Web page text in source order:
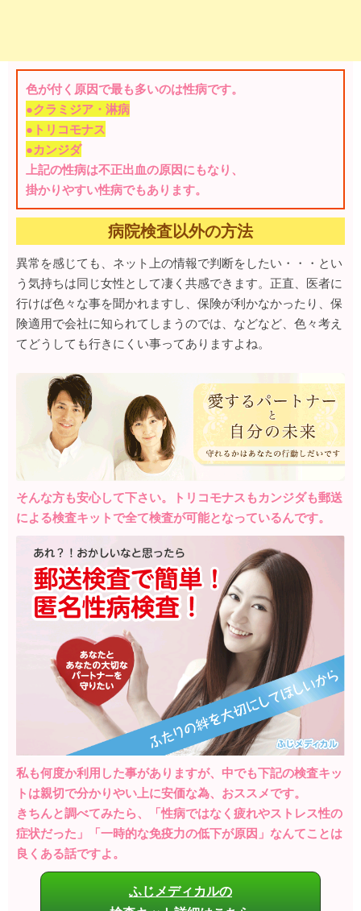
色が付く原因で最も多いのは性病です。
●クラミジア・淋病
●トリコモナス
●カンジダ
上記の性病は不正出血の原因にもなり、
掛かりやすい性病でもあります。
病院検査以外の方法
異常を感じても、ネット上の情報で判断をしたい・・・とい
う気持ちは同じ女性として凄く共感できます。正直、医者に
行けば色々な事を聞かれますし、保険が利かなかったり、保
険適用で会社に知られてしまうのでは、などなど、色々考え
てどうしても行きにくい事ってありますよね。
そんな方も安心して下さい。トリコモナスもカンジダも郵送
による検査キットで全て検査が可能となっているんです。
私も何度か利用した事がありますが、中でも下記の検査キッ
トは親切で分かりやい上に安価な為、おススメです。
きちんと調べてみたら、「性病ではなく疲れやストレス性の
症状だった」「一時的な免疫力の低下が原因」なんてことは
良くある話ですよ。
ふじメディカルの